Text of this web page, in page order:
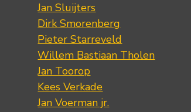
Jan Sluijters
Dirk Smorenberg
Pieter Starreveld
Willem Bastiaan Tholen
Jan Toorop
Kees Verkade
Jan Voerman jr.